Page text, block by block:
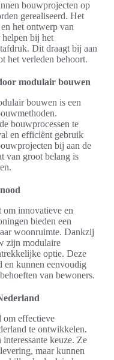
bouwprojecten op
gerealiseerd. Het
het ontwerp van
helpen bij het
Dit draagt bij aan
het verleden behoort.
modulair bouwen
bouwen is een
bouwprocessen te
en efficiënt gebruik
bij aan de
van groot belang is
innovatieve en
bieden een
woonruimte. Dankzij
zijn modulaire
optie. Deze
en kunnen eenvoudig
van bewoners.
om effectieve
te ontwikkelen.
keuze. Ze
maar kunnen